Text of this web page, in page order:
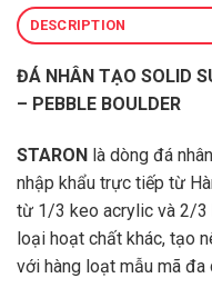
DESCRIPTION
ĐÁ NHÂN TẠO SOLID
– PEBBLE BOULDER
STARON là dòng đá
nhập khẩu trực tiếp từ
từ 1/3 keo acrylic và 2/3
loại hoạt chất khác, tạo
với hàng loạt mẫu mã